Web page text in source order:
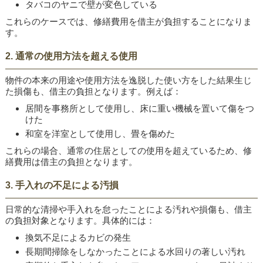
タバコのヤニで壁が変色している
これらのケースでは、修繕費用を借主が負担することになりま
す。
2. 通常の使用方法を超える使用
物件の本来の用途や使用方法を逸脱した使い方をした結果生じ
た損傷も、借主の負担となります。例えば：
居間を事務所として使用し、床に重い機械を置いて傷をつ
けた
和室を洋室として使用し、畳を傷めた
これらの場合、通常の住居としての使用を超えているため、修
繕費用は借主の負担となります。
3. 手入れの不足による汚損
日常的な清掃や手入れを怠ったことによる汚れや損傷も、借主
の負担対象となります。具体的には：
換気不足によるカビの発生
長期間掃除をしなかったことによる水回りの著しい汚れ